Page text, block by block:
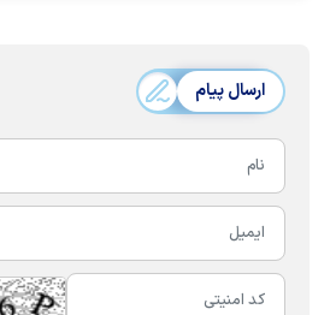
ارسال پیام